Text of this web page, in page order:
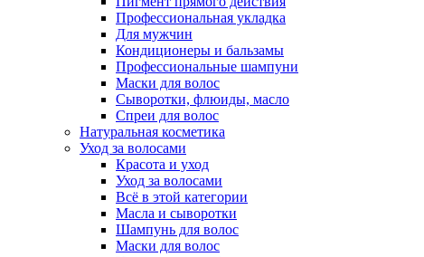
Профессиональная укладка
Для мужчин
Кондиционеры и бальзамы
Профессиональные шампуни
Маски для волос
Сыворотки, флюиды, масло
Спреи для волос
Натуральная косметика
Уход за волосами
Красота и уход
Уход за волосами
Всё в этой категории
Масла и сыворотки
Шампунь для волос
Маски для волос